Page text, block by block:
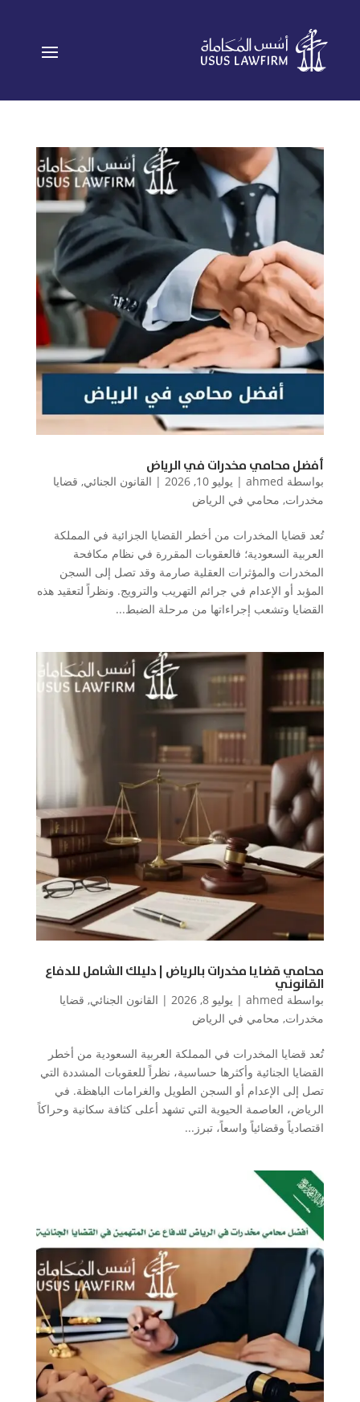
أفضل محامي مخدرات في الرياض
بواسطة ahmed
| يوليو 10, 2026 | القانون الجنائي, قضايا
مخدرات, محامي في الرياض
تُعد قضايا المخدرات من أخطر القضايا الجزائية في المملكة
العربية السعودية؛ فالعقوبات المقررة في نظام مكافحة
المخدرات والمؤثرات العقلية صارمة وقد تصل إلى السجن
المؤبد أو الإعدام في جرائم التهريب والترويج. ونظراً لتعقيد هذه
القضايا وتشعب إجراءاتها من مرحلة الضبط...
محامي قضايا مخدرات بالرياض | دليلك الشامل للدفاع
القانوني
بواسطة ahmed
| يوليو 8, 2026 | القانون الجنائي, قضايا
مخدرات, محامي في الرياض
تُعد قضايا المخدرات في المملكة العربية السعودية من أخطر
القضايا الجنائية وأكثرها حساسية، نظراً للعقوبات المشددة التي
تصل إلى الإعدام أو السجن الطويل والغرامات الباهظة. في
الرياض، العاصمة الحيوية التي تشهد أعلى كثافة سكانية وحراكاً
اقتصادياً وقضائياً واسعاً، تبرز...